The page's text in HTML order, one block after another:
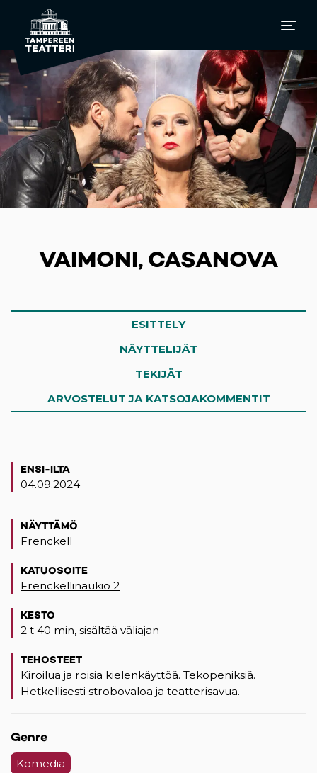
VAIMONI, CASANOVA
ESITTELY
NÄYTTELIJÄT
TEKIJÄT
ARVOSTELUT JA KATSOJAKOMMENTIT
ENSI-ILTA
04.09.2024
NÄYTTÄMÖ
Frenckell
KATUOSOITE
Frenckellinaukio 2
KESTO
2 t 40 min, sisältää väliajan
TEHOSTEET
Kiroilua ja roisia kielenkäyttöä. Tekopeniksiä.
Hetkellisesti strobovaloa ja teatterisavua.
Genre
Komedia